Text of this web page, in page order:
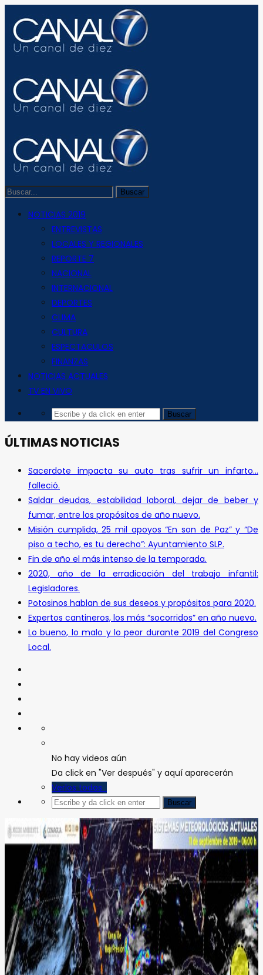
NOTICIAS 2019
ENTREVISTAS
LOCALES Y REGIONALES
REPORTE 7
NACIONAL
INTERNACIONAL
DEPORTES
CLIMA
CULTURA
ESPECTACULOS
FINANZAS
NOTICIAS ACTUALES
TV EN VIVO
ÚLTIMAS NOTICIAS
Sacerdote impacta su auto tras sufrir un infarto…
falleció.
Saldar deudas, estabilidad laboral, dejar de beber y
fumar, entre los propósitos de año nuevo.
Misión cumplida, 25 mil apoyos “En son de Paz” y “De
piso a techo, es tu derecho”: Ayuntamiento SLP.
Fin de año el más intenso de la temporada.
2020, año de la erradicación del trabajo infantil:
Legisladores.
Potosinos hablan de sus deseos y propósitos para 2020.
Expertos cantineros, los más “socorridos” en año nuevo.
Lo bueno, lo malo y lo peor durante 2019 del Congreso
Local.
No hay videos aún
Da click en "Ver después" y aquí aparecerán
Verlos todos